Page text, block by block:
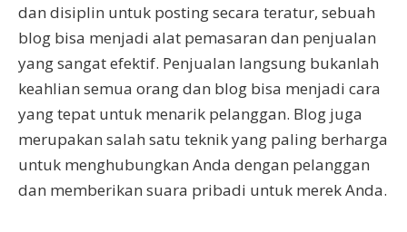
dan disiplin untuk posting secara teratur, sebuah
blog bisa menjadi alat pemasaran dan penjualan
yang sangat efektif. Penjualan langsung bukanlah
keahlian semua orang dan blog bisa menjadi cara
yang tepat untuk menarik pelanggan. Blog juga
merupakan salah satu teknik yang paling berharga
untuk menghubungkan Anda dengan pelanggan
dan memberikan suara pribadi untuk merek Anda.